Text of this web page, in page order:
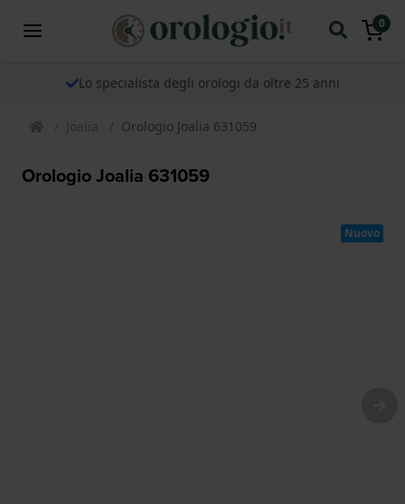
0
Lo specialista degli orologi da oltre 25 anni
Joalia Orologio Joalia 631059
Orologio Joalia 631059
Nuovo